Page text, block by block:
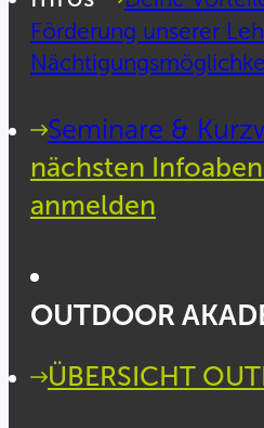
Förderung unserer
Seminare &
nächsten
anmelden
OUTDOOR
ÜBERSICHT